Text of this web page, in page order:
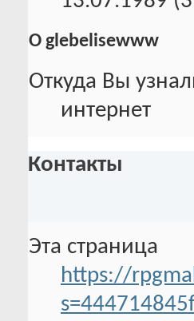
О glebelisewww
Откуда Вы
интернет
Контакты
Эта страница
https://